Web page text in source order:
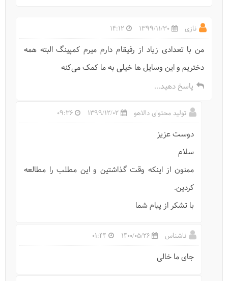
اکوتوریسم چیست؟
نازی 1399/11/30
14:12
من با تعدادی زیاد از رفیقام دارم میرم کمپینگ البته همه
دختریم و این وسایل ها خیلی به ما کمک می‌کنه
پاسخ دهید...
تولید محتوای دالاهو 1399/12/02
09:36
دوست عزیز
سلام
ممنون از اینکه وقت گذاشتین و این مطلب را مطالعه
کردین.
با تشکر از پیام شما
ناشناس 1400/05/26
01:44
جای ما خالی